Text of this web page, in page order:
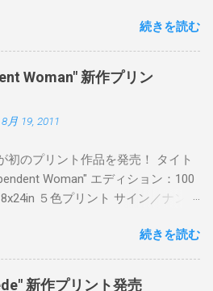
込むスタイルは今作でも健在。(
記事はこちらから ) 発売日：6月30
タイトル：SWEET KISS カラー：
GREEN/PINK/YELLOW エディショ
サイズ：800mm × 550mm 価格：
購入は、 こちら から
続きを読む
Woman" 新作プリン
8月 19, 2011
初のプリント作品を発売！ タイト
Woman" エディション：100
５色プリント サイン／ナンバ
シュバージョン（エディション：
入は８月２６日に こちら から
続きを読む
新作プリント発売